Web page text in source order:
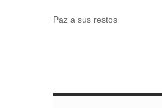
Paz a sus restos